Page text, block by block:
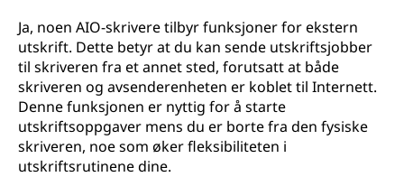
Ja, noen AIO-skrivere tilbyr funksjoner for ekstern
utskrift. Dette betyr at du kan sende utskriftsjobber
til skriveren fra et annet sted, forutsatt at både
skriveren og avsenderenheten er koblet til Internett.
Denne funksjonen er nyttig for å starte
utskriftsoppgaver mens du er borte fra den fysiske
skriveren, noe som øker fleksibiliteten i
utskriftsrutinene dine.